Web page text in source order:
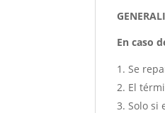
En caso
Se
El
Solo si